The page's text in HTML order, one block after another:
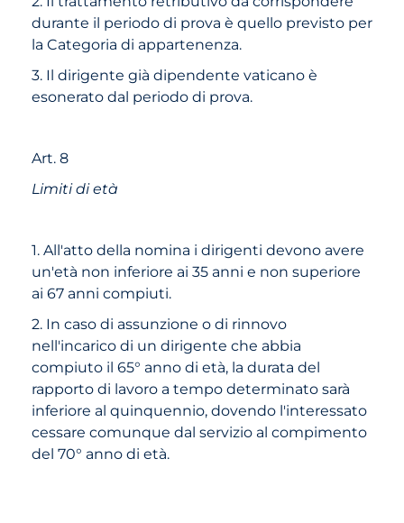
durante il periodo di prova è quello previsto per
la Categoria di appartenenza.
3. Il dirigente già dipendente vaticano è
esonerato dal periodo di prova.
Art. 8
Limiti di età
1. All'atto della nomina i dirigenti devono avere
un'età non inferiore ai 35 anni e non superiore
ai 67 anni compiuti.
2. In caso di assunzione o di rinnovo
nell'incarico di un dirigente che abbia
compiuto il 65° anno di età, la durata del
rapporto di lavoro a tempo determinato sarà
inferiore al quinquennio, dovendo l'interessato
cessare comunque dal servizio al compimento
del 70° anno di età.